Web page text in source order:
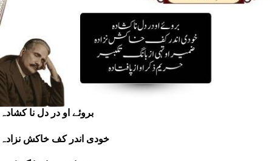
خودی اندر کف خاکش نزادہ